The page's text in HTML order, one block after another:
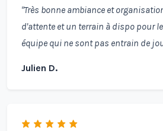
"Très bonne ambiance et
d'attente et un terrain à dispo pour
équipe qui ne sont pas entrain de
Julien D.